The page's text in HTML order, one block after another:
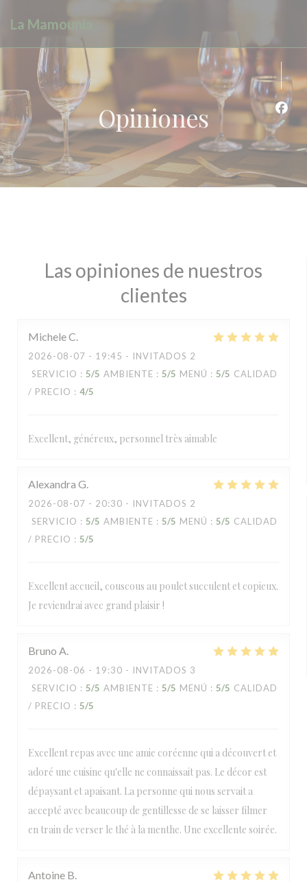
La Mamounia
Opiniones
Las opiniones de nuestros
clientes
MicheleC
2026-08-07 - 19:45 - INVITADOS 2
SERVICIO : 5/5 AMBIENTE : 5/5 MENÚ : 5/5 CALIDAD
/ PRECIO : 4/5
Excellent, généreux, personnel très aimable
Alexandra G
2026-08-07 - 20:30 - INVITADOS 2
SERVICIO : 5/5 AMBIENTE : 5/5 MENÚ : 5/5 CALIDAD
/ PRECIO : 5/5
Excellent accueil, couscous au poulet succulent et copieux.
Je reviendrai avec grand plaisir !
Bruno A
2026-08-06 - 19:30 - INVITADOS 3
SERVICIO : 5/5 AMBIENTE : 5/5 MENÚ : 5/5 CALIDAD
/ PRECIO : 5/5
Excellent repas avec une amie coréenne qui a découvert et
adoré une cuisine qu'elle ne connaissait pas. Le décor est
dépaysant et apaisant. La personne qui nous servait a
accepté avec beaucoup de gentillesse de se laisser filmer
en train de verser le thé à la menthe. Une excellente soirée.
Antoine B